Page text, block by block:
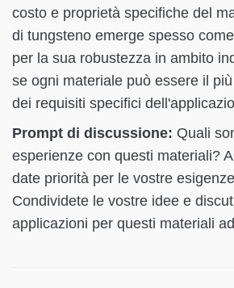
costo e proprietà specifiche del
di tungsteno emerge spesso
per la sua robustezza in ambito
se ogni materiale può essere il
dei requisiti specifici
Prompt di discussione: Quali
esperienze con questi materiali?
date priorità per le vostre
Condividete le vostre idee e
applicazioni per questi materiali